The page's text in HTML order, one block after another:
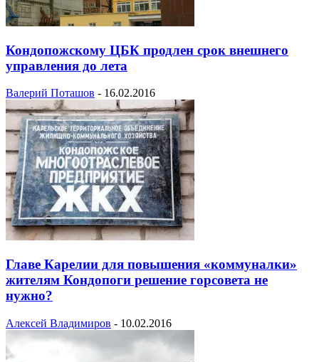
Кондопожскому ЦБК продлен срок внешнего
управления до лета
Валерий Поташов - 16.02.2016
Главе Карелии для повышения «коммуналки»
жителям Кондопоги решение горсовета не
нужно?
Алексей Владимиров - 10.02.2016